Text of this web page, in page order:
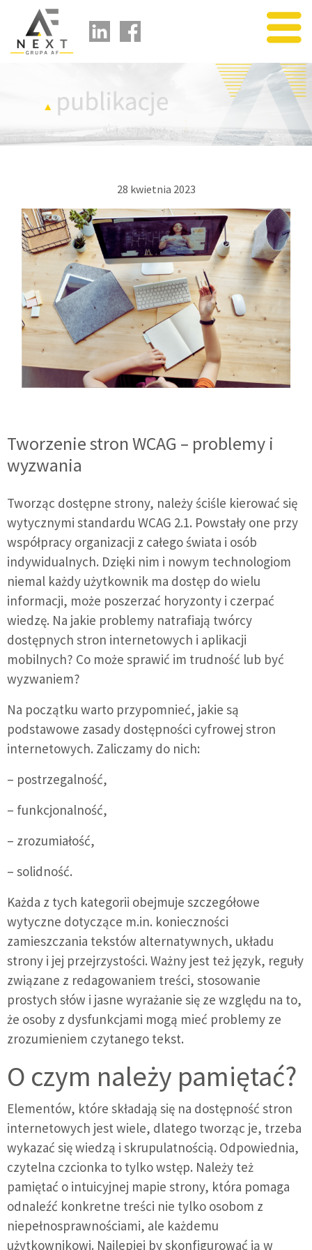
portfolio
o nas
partnerzy
kariera
28 kwietnia 2023
Tworzenie stron WCAG – problemy i
wyzwania
Tworząc dostępne strony, należy ściśle kierować się
wytycznymi standardu WCAG 2.1. Powstały one przy
współpracy organizacji z całego świata i osób
indywidualnych. Dzięki nim i nowym technologiom
niemal każdy użytkownik ma dostęp do wielu
informacji, może poszerzać horyzonty i czerpać
wiedzę. Na jakie problemy natrafiają twórcy
dostępnych stron internetowych i aplikacji
mobilnych? Co może sprawić im trudność lub być
wyzwaniem?
Na początku warto przypomnieć, jakie są
podstawowe zasady dostępności cyfrowej stron
internetowych. Zaliczamy do nich:
– postrzegalność,
– funkcjonalność,
– zrozumiałość,
– solidność.
Każda z tych kategorii obejmuje szczegółowe
wytyczne dotyczące m.in. konieczności
zamieszczania tekstów alternatywnych, układu
strony i jej przejrzystości. Ważny jest też język, reguły
związane z redagowaniem treści, stosowanie
prostych słów i jasne wyrażanie się ze względu na to,
że osoby z dysfunkcjami mogą mieć problemy ze
zrozumieniem czytanego tekst.
O czym należy pamiętać?
Elementów, które składają się na dostępność stron
internetowych jest wiele, dlatego tworząc je, trzeba
wykazać się wiedzą i skrupulatnością. Odpowiednia,
czytelna czcionka to tylko wstęp. Należy też
pamiętać o intuicyjnej mapie strony, która pomaga
odnaleźć konkretne treści nie tylko osobom z
niepełnosprawnościami, ale każdemu
użytkownikowi. Najlepiej by skonfigurować ją w